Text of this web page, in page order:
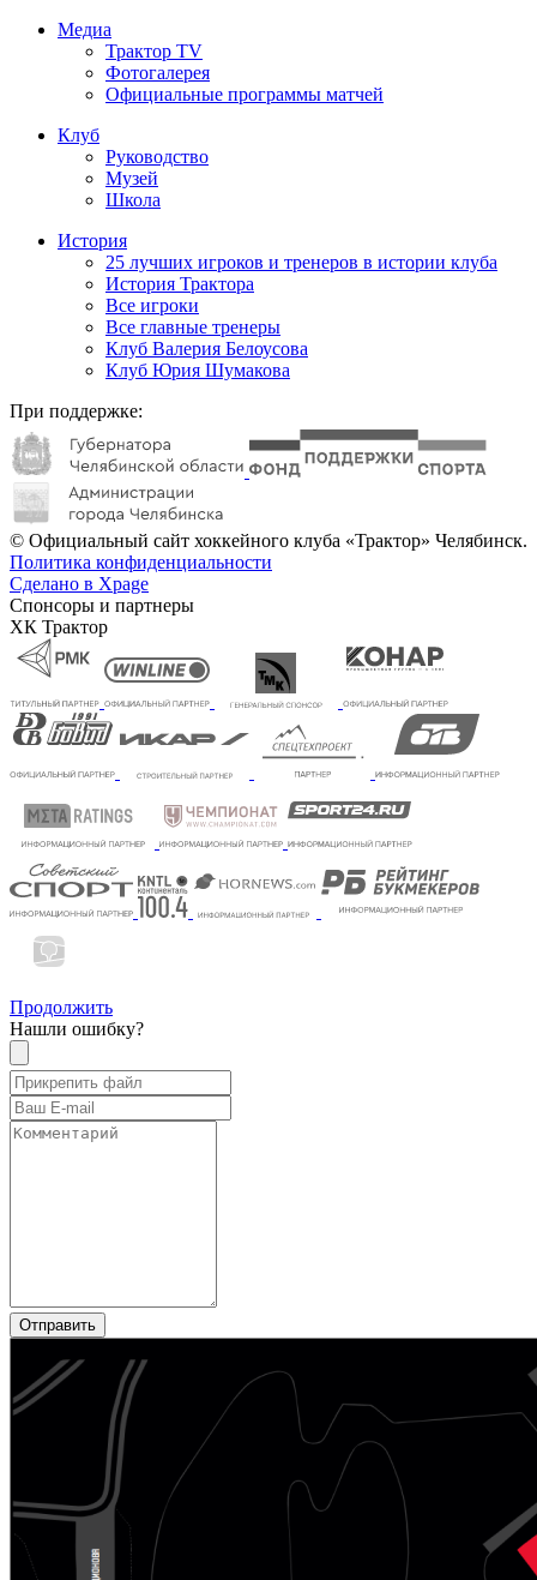
Медиа
Трактор TV
Фотогалерея
Официальные программы матчей
Клуб
Руководство
Музей
Школа
История
25 лучших игроков и тренеров в истории клуба
История Трактора
Все игроки
Все главные тренеры
Клуб Валерия Белоусова
Клуб Юрия Шумакова
При поддержке:
© Официальный сайт хоккейного клуба «Трактор» Челябинск.
Политика конфиденциальности
Сделано в Xpage
Спонсоры и партнеры
ХК Трактор
Продолжить
Нашли ошибку?